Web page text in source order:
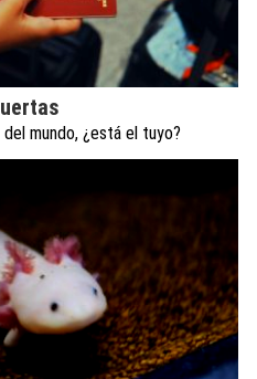
mundo, ¿está el tuyo?